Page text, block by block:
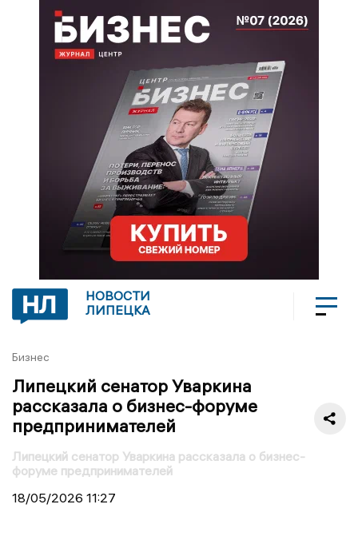
НОВОСТИ
ЛИПЕЦКА
Бизнес
Липецкий сенатор Уваркина
рассказала о бизнес-форуме
предпринимателей
Липецкий сенатор Уваркина рассказала о бизнес-
форуме предпринимателей
18/05/2026 11:27